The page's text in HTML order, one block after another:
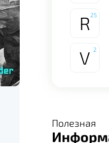
R 25
V 2
Полезная